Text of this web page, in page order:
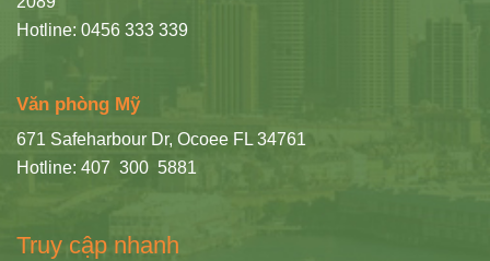
Hotline: 0456 333 339
Văn phòng Mỹ
671 Safeharbour Dr, Ocoee FL 34761
Hotline: 407 300 5881
Truy cập nhanh